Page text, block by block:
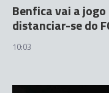
Benfica vai a
distanciar-se do
10:03